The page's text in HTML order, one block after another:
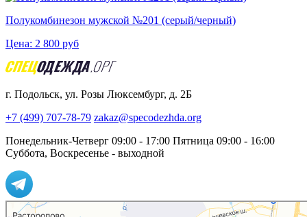
Полукомбинезон мужской №201 (серый/черный)
Цена: 2 800 руб
г. Подольск, ул. Розы Люксембург, д. 2Б
+7 (499) 707-78-79 zakaz@specodezhda.org
Понедельник-Четверг 09:00 - 17:00 Пятница 09:00 - 16:00
Суббота, Воскресенье - выходной